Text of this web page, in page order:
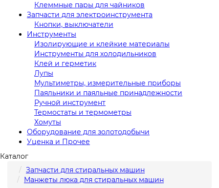
Клеммные пары для чайников
Запчасти для электроинструмента
Кнопки, выключатели
Инструменты
Изолирующие и клейкие материалы
Инструменты для холодильников
Клей и герметик
Лупы
Мультиметры, измерительные приборы
Паяльники и паяльные принадлежности
Ручной инструмент
Термостаты и термометры
Хомуты
Оборудование для золотодобычи
Уценка и Прочее
Каталог
Запчасти для стиральных машин
Манжеты люка для стиральных машин